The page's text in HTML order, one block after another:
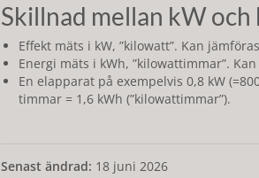
Skillnad mellan kW och
Effekt mäts i kW, ”kilowatt”. Kan
Energi mäts i kWh, ”kilowattimmar”.
En elapparat på exempelvis 0,8 kW
timmar = 1,6 kWh (”kilowattimmar”).
Senast ändrad: 18 juni 2026